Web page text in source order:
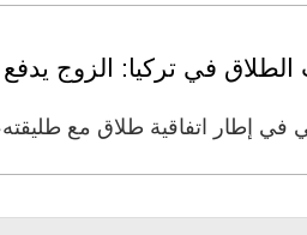
في تركيا: الزوج يدفع
طلاق مع طليقته، على دفع نفقة قدرها 10,000 ليرة